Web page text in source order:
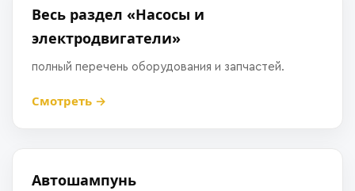
Весь раздел «Насосы и
электродвигатели»
полный перечень оборудования и запчастей.
Смотреть →
Автошампунь